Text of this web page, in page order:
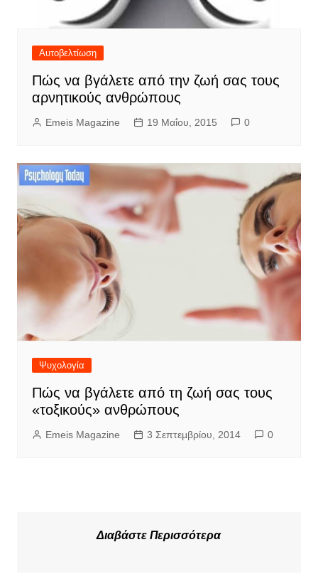
Αυτοβελτίωση
Πώς να βγάλετε από την ζωή σας τους
αρνητικούς ανθρώπους
Emeis Magazine 19 Μαΐου, 2015 0
Ψυχολογία
Πώς να βγάλετε από τη ζωή σας τους
«τοξικούς» ανθρώπους
Emeis Magazine 3 Σεπτεμβρίου, 2014 0
Διαβάστε Περισσότερα